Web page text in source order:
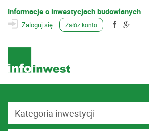
Informacje o inwestycjach budowlanych
Zaloguj się Załóż konto
Kategoria inwestycji